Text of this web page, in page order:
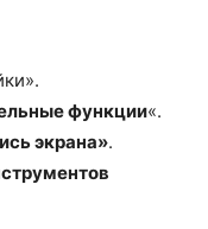
функции«.
экрана».